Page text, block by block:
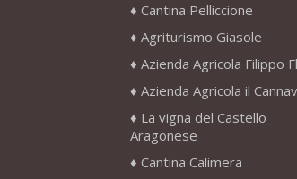
Cantina Pelliccione
Agriturismo Giasole
Azienda Agricola Filippo
Azienda Agricola il
La vigna del Castello
Aragonese
Cantina Calimera